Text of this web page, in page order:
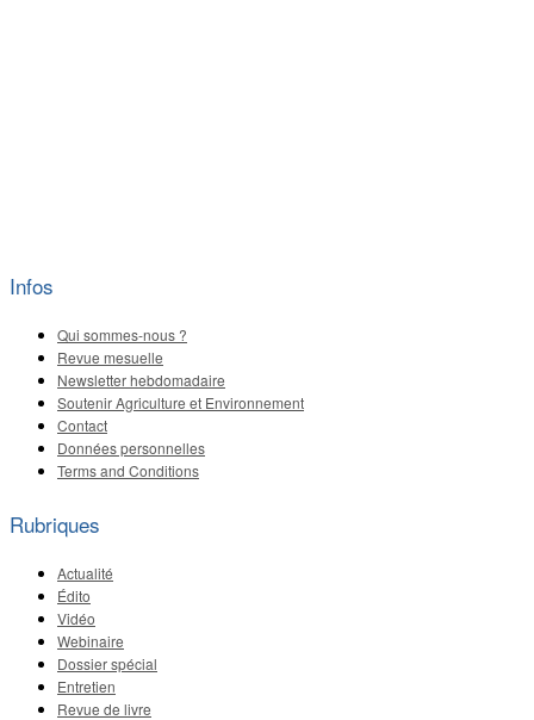
Infos
Qui sommes-nous ?
Revue mesuelle
Newsletter hebdomadaire
Soutenir Agriculture et Environnement
Contact
Données personnelles
Terms and Conditions
Rubriques
Actualité
Édito
Vidéo
Webinaire
Dossier spécial
Entretien
Revue de livre